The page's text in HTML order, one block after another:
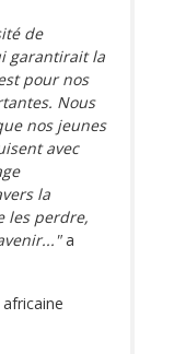
de
garantirait la
pour nos
Nous
nos jeunes
avec
la
les perdre,
a